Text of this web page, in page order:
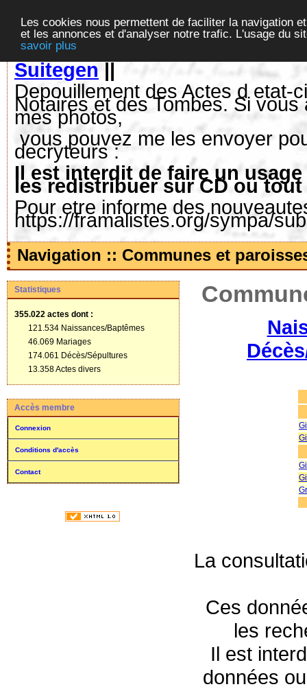
Les cookies nous permettent de faciliter la navigation
et les annonces et d'analyser notre trafic. L'usage du
savoir plus
Suitegen||
Depouillement des Actes d etat-
Notaires et des Tombes. Si
mes photos,
vous pouvez me les envoyer
decryteurs :
Il est interdit de faire un
les redistribuer sur CD ou
Pour etre informe des
https://framalistes.org/sympa/
Navigation :: Communes et
Statistiques
355.022 actes dont :
121.534 Naissances/Baptêmes
46.069 Mariages
174.061 Décès/Sépultures
13.358 Actes divers
Accès membre
Connexion
Conditions d'accès
Contact
La
Ces
les
Il est
données